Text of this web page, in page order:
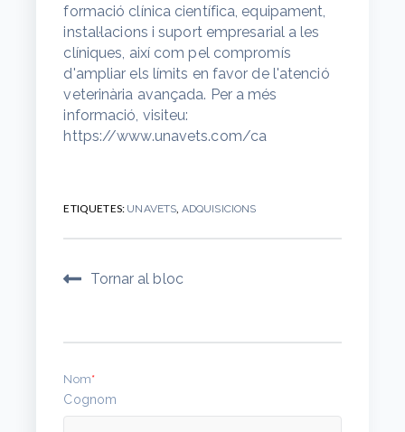
formació clínica científica, equipament,
instal·lacions i suport empresarial a les
clíniques, així com pel compromís
d'ampliar els límits en favor de l'atenció
veterinària avançada. Per a més
informació, visiteu:
https://www.unavets.com/ca
ETIQUETES: UNAVETS ADQUISICIONS
Tornar al bloc
Nom*
Cognom